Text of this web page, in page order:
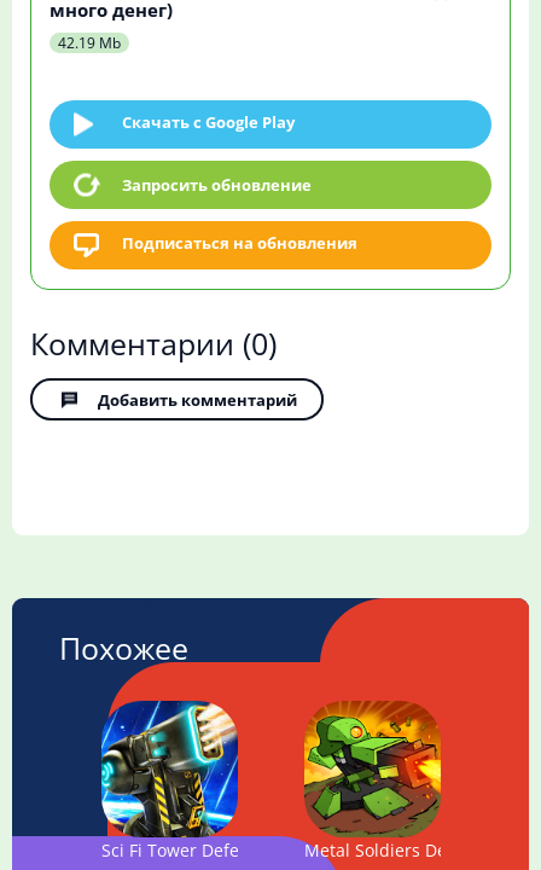
много денег)
42.19 Mb
Скачать c Google Play
Запросить обновление
Подписаться на обновления
Комментарии (0)
Добавить комментарий
Похожее
Sci Fi Tower Defense. Module TDMetal Soldiers Defense